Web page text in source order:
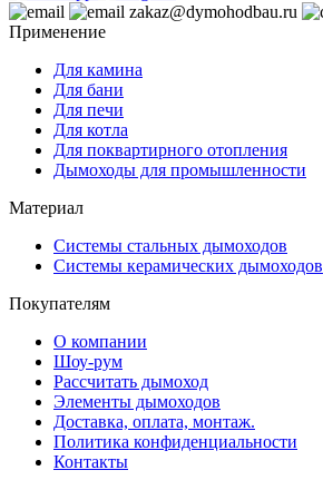
zakaz@dymohodbau.ru
Применение
Для камина
Для бани
Для печи
Для котла
Для поквартирного отопления
Дымоходы для промышленности
Материал
Системы стальных дымоходов
Системы керамических дымоходов
Покупателям
О компании
Шоу-рум
Рассчитать дымоход
Элементы дымоходов
Доставка, оплата, монтаж.
Политика конфиденциальности
Контакты